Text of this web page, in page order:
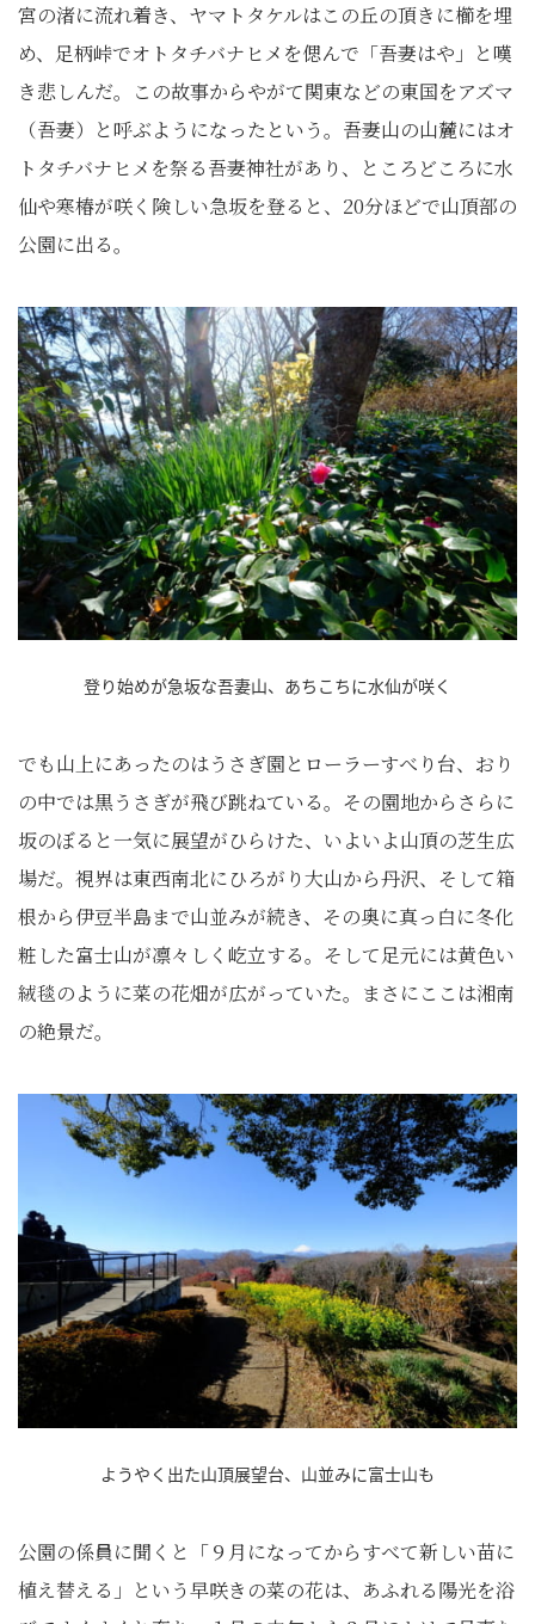
宮の渚に流れ着き、ヤマトタケルはこの丘の頂きに櫛を埋
め、足柄峠でオトタチバナヒメを偲んで「吾妻はや」と嘆
き悲しんだ。この故事からやがて関東などの東国をアズマ
（吾妻）と呼ぶようになったという。吾妻山の山麓にはオ
トタチバナヒメを祭る吾妻神社があり、ところどころに水
仙や寒椿が咲く険しい急坂を登ると、20分ほどで山頂部の
公園に出る。
登り始めが急坂な吾妻山、あちこちに水仙が咲く
でも山上にあったのはうさぎ園とローラーすべり台、おり
の中では黒うさぎが飛び跳ねている。その園地からさらに
坂のぼると一気に展望がひらけた、いよいよ山頂の芝生広
場だ。視界は東西南北にひろがり大山から丹沢、そして箱
根から伊豆半島まで山並みが続き、その奥に真っ白に冬化
粧した富士山が凛々しく屹立する。そして足元には黄色い
絨毯のように菜の花畑が広がっていた。まさにここは湘南
の絶景だ。
ようやく出た山頂展望台、山並みに富士山も
公園の係員に聞くと「９月になってからすべて新しい苗に
植え替える」という早咲きの菜の花は、あふれる陽光を浴